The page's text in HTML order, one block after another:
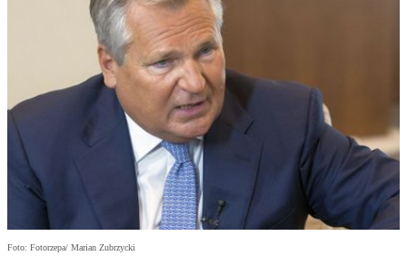
Foto: Fotorzepa/ Marian Zubrzycki